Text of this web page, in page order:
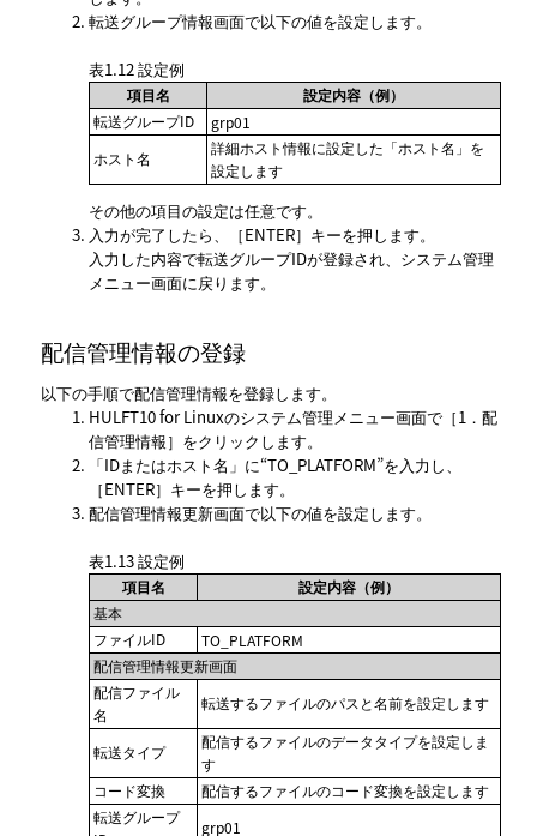
転送グループ情報画面で以下の値を設定します。
表1.12設定例
項目名
設定内容（例）
転送グループID
grp01
ホスト名
詳細ホスト情報に設定した ホスト名
を
設定します
その他の項目の設定は任意です。
入力が完了したら、
ENTER
キーを押します。
入力した内容で転送グループIDが登録され、システム管理
メニュー画面に戻ります。
配信管理情報の登録
以下の手順で配信管理情報を登録します。
HULFT10 for Linuxのシステム管理メニュー画面で
1．配
信管理情報
をクリックします。
IDまたはホスト名
に“TO_PLATFORM”を入力し、
ENTER
キーを押します。
配信管理情報更新画面で以下の値を設定します。
表1.13設定例
項目名
設定内容（例）
基本
ファイルID
TO_PLATFORM
配信管理情報更新画面
配信ファイル
名
転送するファイルのパスと名前を設定します
転送タイプ
配信するファイルのデータタイプを設定しま
す
コード変換
配信するファイルのコード変換を設定します
転送グループ
grp01